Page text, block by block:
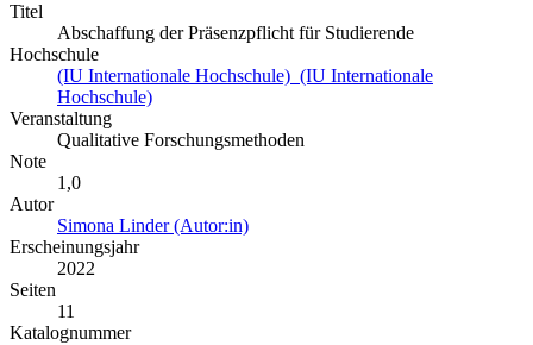
Titel
Abschaffung der Präsenzpflicht für Studierende
Hochschule
(IU Internationale Hochschule) (IU Internationale
Hochschule)
Veranstaltung
Qualitative Forschungsmethoden
Note
1,0
Autor
Simona Linder (Autor:in)
Erscheinungsjahr
2022
Seiten
11
Katalognummer